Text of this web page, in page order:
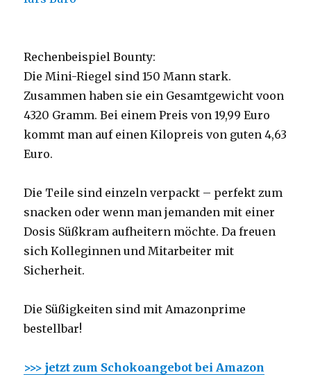
Rechenbeispiel Bounty:
Die Mini-Riegel sind 150 Mann stark.
Zusammen haben sie ein Gesamtgewicht voon
4320 Gramm. Bei einem Preis von 19,99 Euro
kommt man auf einen Kilopreis von guten 4,63
Euro.
Die Teile sind einzeln verpackt – perfekt zum
snacken oder wenn man jemanden mit einer
Dosis Süßkram aufheitern möchte. Da freuen
sich Kolleginnen und Mitarbeiter mit
Sicherheit.
Die Süßigkeiten sind mit Amazonprime
bestellbar!
>>> jetzt zum Schokoangebot bei Amazon